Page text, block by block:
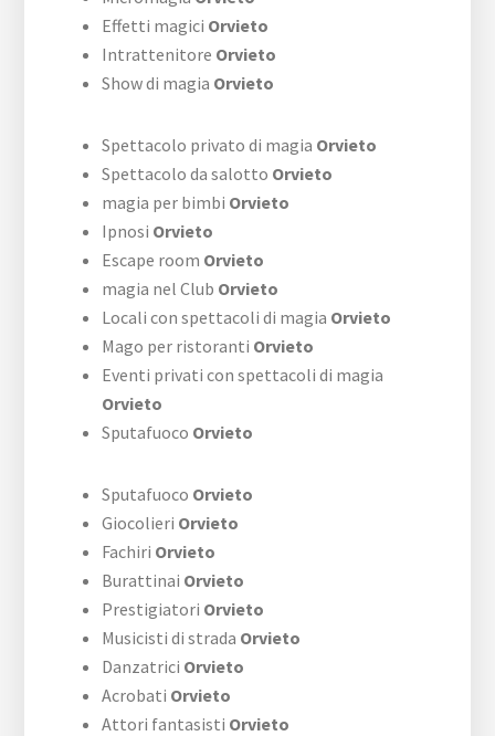
Effetti magici Orvieto
Intrattenitore Orvieto
Show di magia Orvieto
Spettacolo privato di magia Orvieto
Spettacolo da salotto Orvieto
magia per bimbi Orvieto
Ipnosi Orvieto
Escape room Orvieto
magia nel Club Orvieto
Locali con spettacoli di magia Orvieto
Mago per ristoranti Orvieto
Eventi privati con spettacoli di magia
Orvieto
Sputafuoco Orvieto
Sputafuoco Orvieto
Giocolieri Orvieto
Fachiri Orvieto
Burattinai Orvieto
Prestigiatori Orvieto
Musicisti di strada Orvieto
Danzatrici Orvieto
Acrobati Orvieto
Attori fantasisti Orvieto